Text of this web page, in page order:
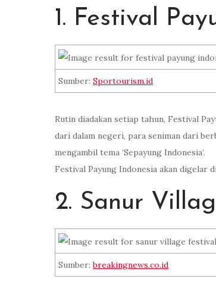
1. Festival
Sumber: Sportourism.id
Rutin diadakan setiap tahun, Festival
dari dalam negeri, para seniman dari
mengambil tema ‘Sepayung Indonesia’.
Festival Payung Indonesia akan digelar
2. Sanur
Sumber:breakingnews.co.id